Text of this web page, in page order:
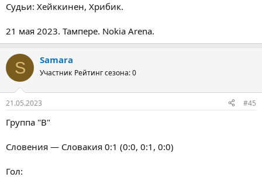
Судьи: Хейккинен, Хрибик.
21 мая 2023. Тампере. Nokia Arena.
S Samara
Участник Рейтинг сезона: 0
21.05.2023 #45
Группа "В"
Словения — Словакия 0:1 (0:0, 0:1, 0:0)
Гол: